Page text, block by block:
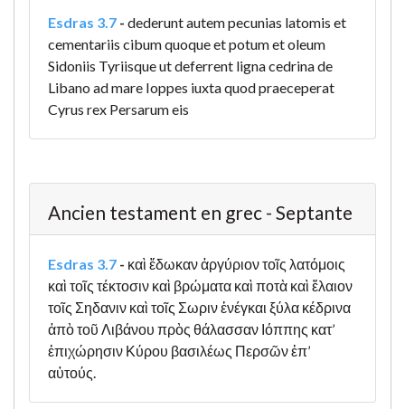
Esdras 3.7 - dederunt autem pecunias latomis et
cementariis cibum quoque et potum et oleum
Sidoniis Tyriisque ut deferrent ligna cedrina de
Libano ad mare Ioppes iuxta quod praeceperat
Cyrus rex Persarum eis
Ancien testament en grec - Septante
Esdras 3.7 - καὶ ἔδωκαν ἀργύριον τοῖς λατόμοις
καὶ τοῖς τέκτοσιν καὶ βρώματα καὶ ποτὰ καὶ ἔλαιον
τοῖς Σηδανιν καὶ τοῖς Σωριν ἐνέγκαι ξύλα κέδρινα
ἀπὸ τοῦ Λιβάνου πρὸς θάλασσαν Ιόππης κατ’
ἐπιχώρησιν Κύρου βασιλέως Περσῶν ἐπ’
αὐτούς.